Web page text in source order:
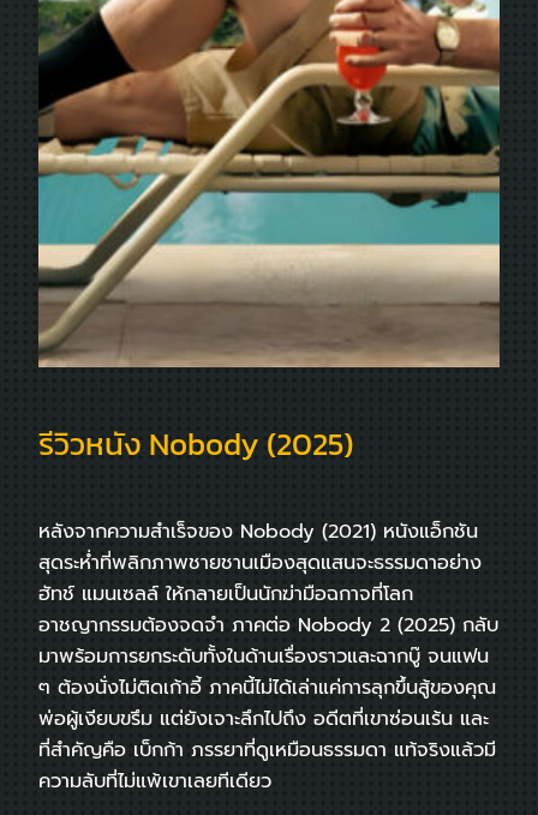
รีวิวหนัง Nobody (2025)
หลังจากความสำเร็จของ Nobody (2021) หนังแอ็กชัน
สุดระห่ำที่พลิกภาพชายชานเมืองสุดแสนจะธรรมดาอย่าง
ฮัทช์ แมนเซลล์ ให้กลายเป็นนักฆ่ามือฉกาจที่โลก
อาชญากรรมต้องจดจำ ภาคต่อ Nobody 2 (2025) กลับ
มาพร้อมการยกระดับทั้งในด้านเรื่องราวและฉากบู๊ จนแฟน
ๆ ต้องนั่งไม่ติดเก้าอี้ ภาคนี้ไม่ได้เล่าแค่การลุกขึ้นสู้ของคุณ
พ่อผู้เงียบขรึม แต่ยังเจาะลึกไปถึง อดีตที่เขาซ่อนเร้น และ
ที่สำคัญคือ เบ็กก้า ภรรยาที่ดูเหมือนธรรมดา แท้จริงแล้วมี
ความลับที่ไม่แพ้เขาเลยทีเดียว